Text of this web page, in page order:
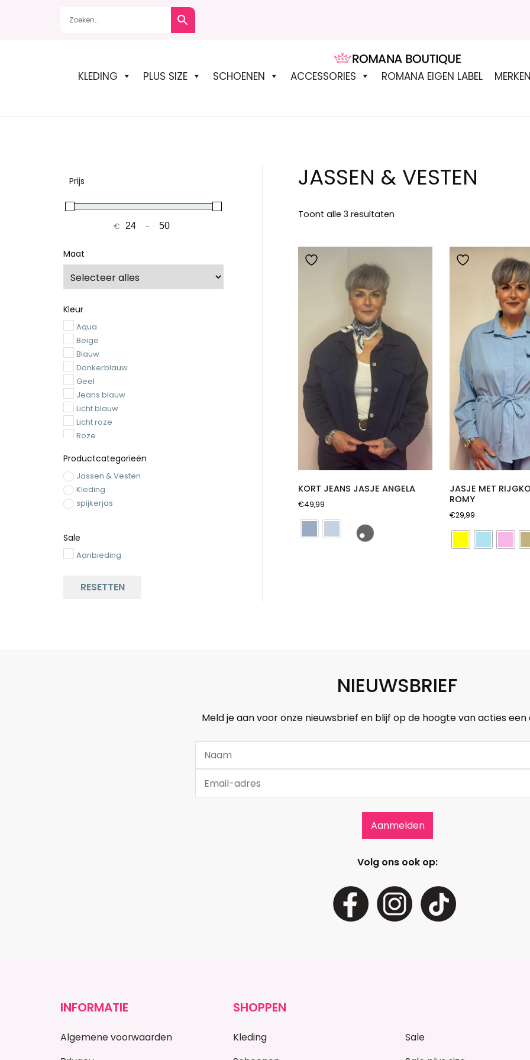
ROMANA BOUTIQUE
KLEDING PLUS SIZE SCHOENEN ACCESSORIES ROMANA EIGEN LABEL MERKEN
JASSEN & VESTEN
Toont alle 3 resultaten
KORT JEANS JASJE ANGELA
€49,99
JASJE MET
ROMY
€29,99
Prijs
€ -
Maat
Kleur
Aqua
Beige
Blauw
Donkerblauw
Geel
Jeans blauw
Licht blauw
Licht roze
Roze
Zwart
Productcategorieën
Jassen & Vesten
Kleding
spijkerjas
Sale
Aanbieding
RESETTEN
NIEUWSBRIEF
Meld je aan voor onze nieuwsbrief en blijf op de hoogte van acties een
Volg ons ook op:
INFORMATIE
Algemene voorwaarden
SHOPPEN
Kleding
Sale